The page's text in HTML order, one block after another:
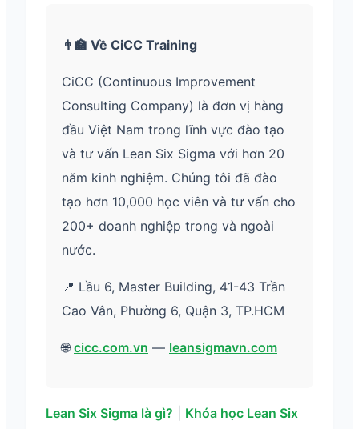
👨‍🏫 Về CiCC Training
CiCC (Continuous Improvement
Consulting Company) là đơn vị hàng
đầu Việt Nam trong lĩnh vực đào tạo
và tư vấn Lean Six Sigma với hơn 20
năm kinh nghiệm. Chúng tôi đã đào
tạo hơn 10,000 học viên và tư vấn cho
200+ doanh nghiệp trong và ngoài
nước.
📍 Lầu 6, Master Building, 41-43 Trần
Cao Vân, Phường 6, Quận 3, TP.HCM
🌐 cicc.com.vn — leansigmavn.com
Lean Six Sigma là gì? Khóa học Lean Six